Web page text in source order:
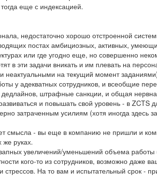
еще с индексацией.
недостаточно хорошо отстроенной
постах амбициозных, активных,
или где угодно еще, но совершенно
в эти задачи вникать и им плевать на
на текущий момент
у адекватных сотрудников, и всеобщие
дедлайнов, штрафные санкции, и общая
и повышать свой уровень - в ZCTS
затраченным усилиям (хотя иногда здесь
смысла - вы еще в компанию не пришли и
же руках.
увеличений/уменьшений объема работы
кого-то из сотрудников, возможно даже
стрессов. На то вам и испытательный срок -